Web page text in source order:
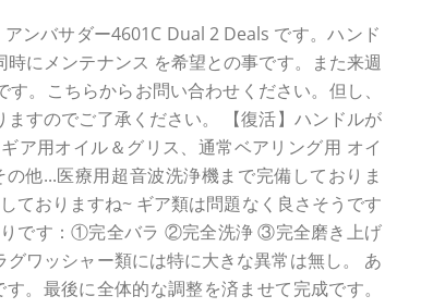
ンバサダー4601C Dual 2 Deals です。ハンド
にメンテナンス を希望との事です。また来週
。こちらからお問い合わせください。但し、
すのでご了承ください。 【復活】ハンドルが
ア用オイル＆グリス、通常ベアリング用 オイ
他...医療用超音波洗浄機まで完備しておりま
ておりますね~ ギア類は問題なく良さそうです
です：①完全バラ ②完全洗浄 ③完全磨き上げ
ワッシャー類には特に大きな異常は無し。 あ
。最後に全体的な調整を済ませて完成です。